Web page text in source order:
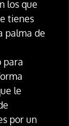
los que
tienes
palma de
para
le
por un